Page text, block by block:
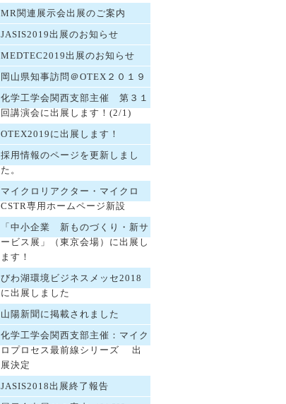
MR関連展示会出展のご案内
JASIS2019出展のお知らせ
MEDTEC2019出展のお知らせ
岡山県知事訪問＠OTEX２０１９
化学工学会関西支部主催 第３１
回講演会に出展します！(2/1)
OTEX2019に出展します！
採用情報のページを更新しまし
た。
マイクロリアクター・マイクロ
CSTR専用ホームページ新設
「中小企業 新ものづくり・新サ
ービス展」（東京会場）に出展し
ます！
びわ湖環境ビジネスメッセ2018
に出展しました
山陽新聞に掲載されました
化学工学会関西支部主催：マイク
ロプロセス最前線シリーズ 出
展決定
JASIS2018出展終了報告